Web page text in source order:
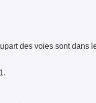
des voies sont dans